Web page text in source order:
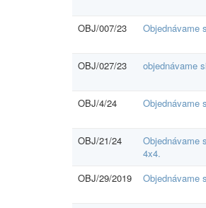
OBJ/007/23 Objednávame
OBJ/027/23 objednávame
OBJ/4/24 Objednávame
OBJ/21/24
Objednávame
4x4.
OBJ/29/2019
Objednávame